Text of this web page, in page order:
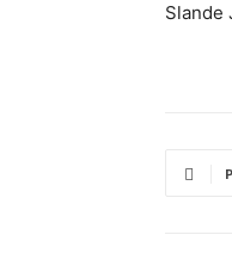
Slande